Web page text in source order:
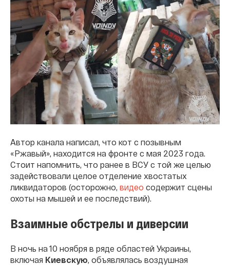
Автор канала написал, что кот с позывным
«Ржавый», находится на фронте с мая 2023 года.
Стоит напомнить, что ранее в ВСУ с той же целью
задействовали целое отделение хвостатых
ликвидаторов (осторожно, видео содержит сцены
охоты на мышей и ее последствий).
Взаимные обстрелы и диверсии
В ночь на 10 ноября в ряде областей Украины,
включая Киевскую , объявлялась воздушная